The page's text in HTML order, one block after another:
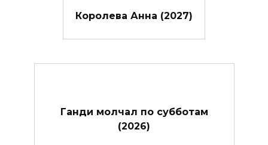
Королева Анна (2027)
Ганди молчал по субботам
(2026)